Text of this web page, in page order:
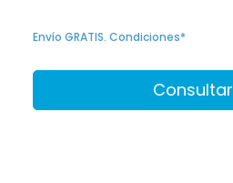
Envío GRATIS. Condiciones*
Consultar